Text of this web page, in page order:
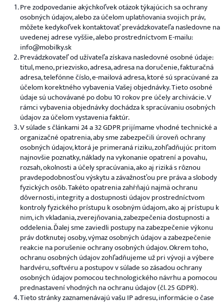
Pre zodpovedanie akýchkoľvek otázok týkajúcich sa ochrany
osobných údajov, alebo za účelom uplatňovania svojich práv,
môžete kedykoľvek kontaktovať prevádzkovateľa nasledovne na
uvedenej adrese vyššie, alebo prostredníctvom E-mailu:
info@mobilky.sk
Prevádzkovateľ od užívateľa získava nasledovné osobné údaje:
titul, meno, priezvisko, adresa, adresa na doručenie, fakturačná
adresa, telefónne číslo, e-mailová adresa, ktoré sú spracúvané za
účelom korektného vybavenia Vašej objednávky. Tieto osobné
údaje sú uchovávané po dobu 10 rokov pre účely archivácie. V
rámci vybavenia objednávky dochádza k spracúvaniu osobných
údajov za účelom vystavenia faktúr.
V súlade s článkami 24 a 32 GDPR prijímame vhodné technické a
organizačné opatrenia, aby sme zabezpečili úroveň ochrany
osobných údajov, ktorá je primeraná riziku, zohľadňujúc pritom
najnovšie poznatky, náklady na vykonanie opatrení a povahu,
rozsah, okolnosti a účely spracúvania, ako aj riziká s rôznou
pravdepodobnosťou výskytu a závažnosťou pre práva a slobody
fyzických osôb. Takéto opatrenia zahŕňajú najmä ochranu
dôvernosti, integrity a dostupnosti údajov prostredníctvom
kontroly fyzického prístupu k osobným údajom, ako aj prístupu k
nim, ich vkladania, zverejňovania, zabezpečenia dostupnosti a
oddelenia. Ďalej sme zaviedli postupy na zabezpečenie výkonu
práv dotknutej osoby, výmaz osobných údajov a zabezpečenie
reakcie na porušenie ochrany osobných údajov. Okrem toho,
ochranu osobných údajov zohľadňujeme už pri vývoji a výbere
hardvéru, softvéru a postupov v súlade so zásadou ochrany
osobných údajov pomocou technologického návrhu a pomocou
prednastavení vhodných na ochranu údajov (čl. 25 GDPR).
Tieto stránky zaznamenávajú vašu IP adresu, informácie o čase